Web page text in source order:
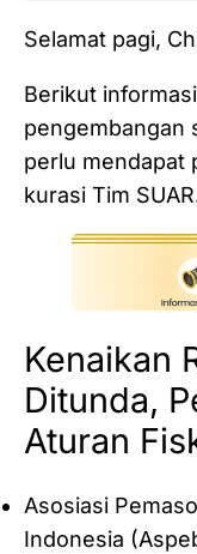
Selamat pagi,
Berikut
pengembangan
perlu mendapat
kurasi Tim
Kenaikan
Ditunda,
Aturan
Asosiasi
Indonesia